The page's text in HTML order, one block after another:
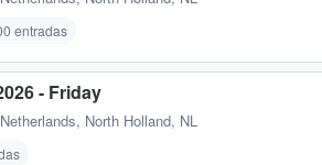
entradas
- Friday
North Holland, NL